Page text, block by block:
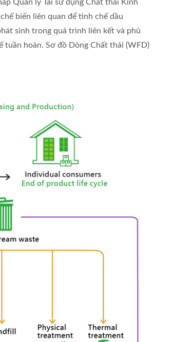
Quản lý Tái sử dụng Chất thải Kinh
biến liên quan để tinh chế dầu
sinh trong quá trình liên kết và phủ
tuần hoàn. Sơ đồ Dòng Chất thải (WFD)